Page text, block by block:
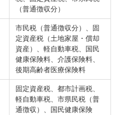
（普通徴収分）
市民税（普通徴収分）、固
定資産税（土地家屋・償却
資産）、軽自動車税、国民
健康保険料、介護保険料、
後期高齢者医療保険料
固定資産税、都市計画税、
軽自動車税、市県民税（普
通徴収）、国民健康保険